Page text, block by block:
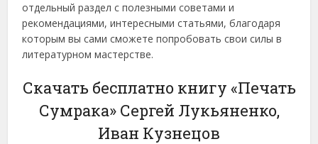
отдельный раздел с полезными советами и
рекомендациями, интересными статьями, благодаря
которым вы сами сможете попробовать свои силы в
литературном мастерстве.
Скачать бесплатно книгу «Печать
Сумрака» Сергей Лукьяненко,
Иван Кузнецов